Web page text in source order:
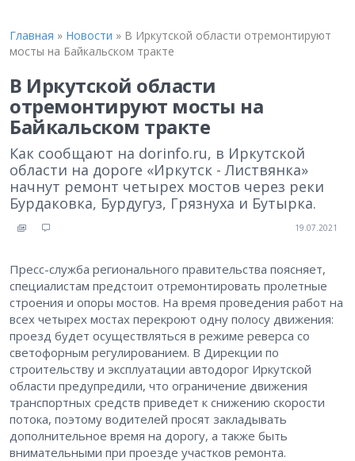
Главная » Новости » В Иркутской области отремонтируют
мосты на Байкальском тракте
В Иркутской области
отремонтируют мосты на
Байкальском тракте
Как сообщают на dorinfo.ru, в Иркутской
области на дороге «Иркутск - Листвянка»
начнут ремонт четырех мостов через реки
Бурдаковка, Бурдугуз, Грязнуха и Бутырка.
19.07.2021
Пресс-служба регионального правительства поясняет,
специалистам предстоит отремонтировать пролетные
строения и опоры мостов. На время проведения работ на
всех четырех мостах перекроют одну полосу движения:
проезд будет осуществляться в режиме реверса со
светофорным регулированием. В Дирекции по
строительству и эксплуатации автодорог Иркутской
области предупредили, что ограничение движения
транспортных средств приведет к снижению скорости
потока, поэтому водителей просят закладывать
дополнительное время на дорогу, а также быть
внимательными при проезде участков ремонта.